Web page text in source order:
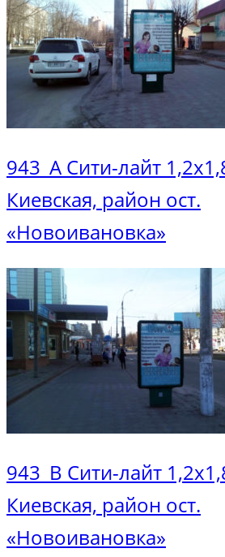
943_А Сити-лайт
Киевская, район ост.
«Новоивановка»
943_В Сити-лайт
Киевская, район ост.
«Новоивановка»